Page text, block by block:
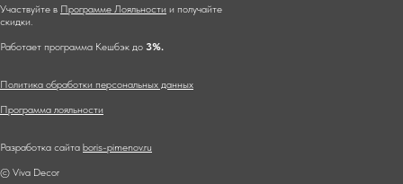
Участвуйте в Программе Лояльности и получайте
скидки.
Работает программа Кешбэк до 3%.
Политика обработки персональных данных
Программа лояльности
Разработка сайта boris-pimenov.ru
© Viva Decor